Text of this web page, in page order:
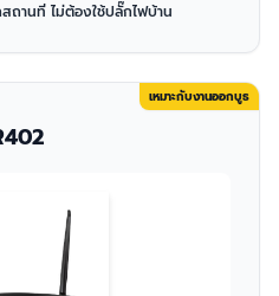
ถานที่ ไม่ต้องใช้ปลั๊กไฟบ้าน
เหมาะกับงานออกบูธ